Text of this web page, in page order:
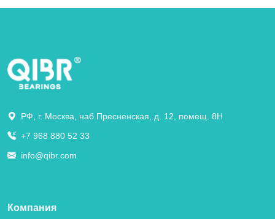
РФ, г. Москва, наб Пресненская, д. 12, помещ. 8Н
+7 968 880 52 33
info@qibr.com
Компания